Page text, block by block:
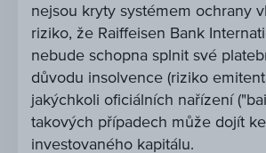
nejsou kryty systémem ochrany
riziko, že Raiffeisen Bank
nebude schopna splnit své
důvodu insolvence (riziko
jakýchkoli oficiálních nařízení
takových případech může dojít
investovaného kapitálu.